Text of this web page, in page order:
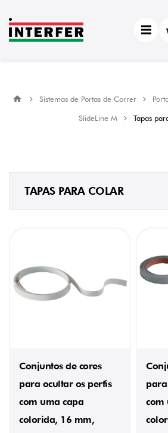
Sistemas de Portas de Correr
SlideLine M
Tapas
TAPAS PARA COLAR
Conjuntos de cores
para ocultar os perfis
com uma capa
colorida, 16 mm,
com
CATEGORY